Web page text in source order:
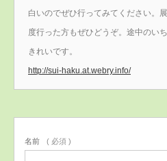
白いのでぜひ行ってみてください。
度行った方もぜひどうぞ。途中のい
きれいです。
http://sui-haku.at.webry.info/
名前 ( 必須 )